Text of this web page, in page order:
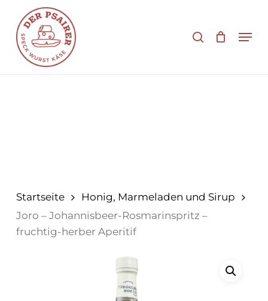
Hauptinhalt
springen
Startseite
Honig, Marmeladen und Sirup
Joro – Johannisbeer-Rosmarinspritz –
fruchtig-herber Aperitif